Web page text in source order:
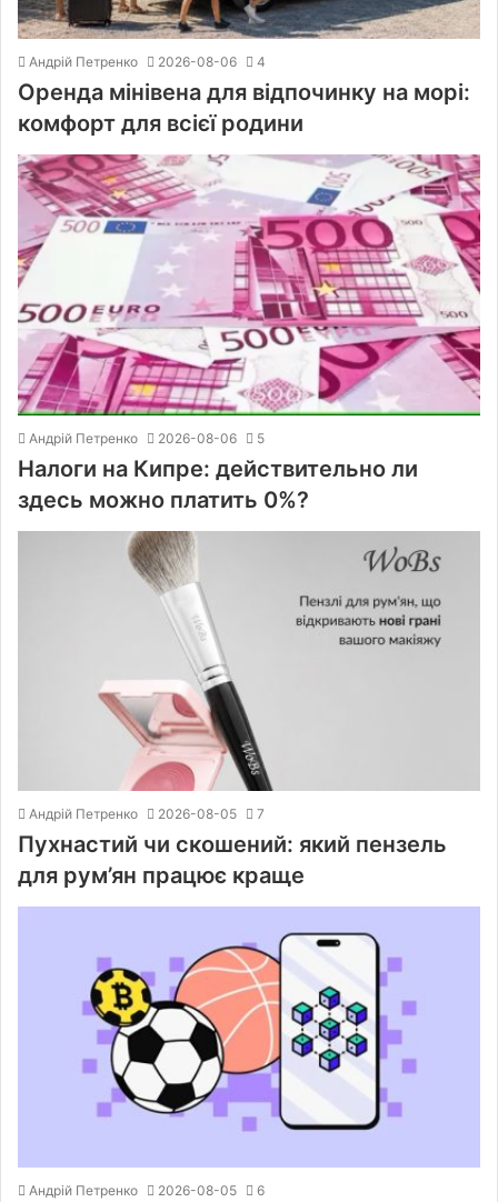
Андрій Петренко 2026-08-06 4
Оренда мінівена для відпочинку на морі:
комфорт для всієї родини
Андрій Петренко 2026-08-06 5
Налоги на Кипре: действительно ли
здесь можно платить 0%?
Андрій Петренко 2026-08-05 7
Пухнастий чи скошений: який пензель
для рум’ян працює краще
Андрій Петренко 2026-08-05 6